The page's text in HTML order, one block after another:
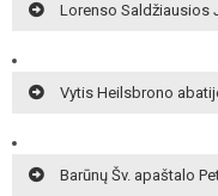
Lorenso Saldžiausios
Vytis Heilsbrono
Barūnų Šv. apaštalo